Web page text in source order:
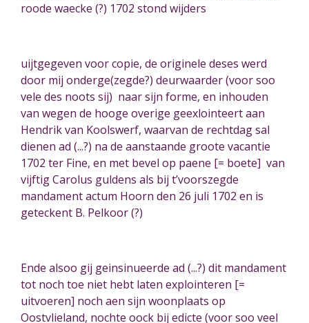
roode waecke (?) 1702 stond wijders
uijtgegeven voor copie, de originele deses werd
door mij onderge(zegde?) deurwaarder (voor soo
vele des noots sij) naar sijn forme, en inhouden
van wegen de hooge overige geexlointeert aan
Hendrik van Koolswerf, waarvan de rechtdag sal
dienen ad (...?) na de aanstaande groote vacantie
1702 ter Fine, en met bevel op paene [= boete] van
vijftig Carolus guldens als bij t’voorszegde
mandament actum Hoorn den 26 juli 1702 en is
geteckent B. Pelkoor (?)
Ende alsoo gij geinsinueerde ad (...?) dit mandament
tot noch toe niet hebt laten explointeren [=
uitvoeren] noch aen sijn woonplaats op
Oostvlieland, nochte oock bij edicte (voor soo veel